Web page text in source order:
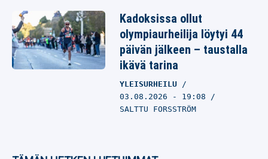
Kadoksissa ollut
olympiaurheilija löytyi 44
päivän jälkeen – taustalla
ikävä tarina
YLEISURHEILU
03.08.2026 - 19:08
SALTTU FORSSTRÖM